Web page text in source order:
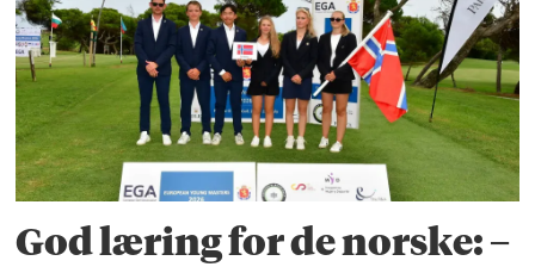
God læring for de norske: –